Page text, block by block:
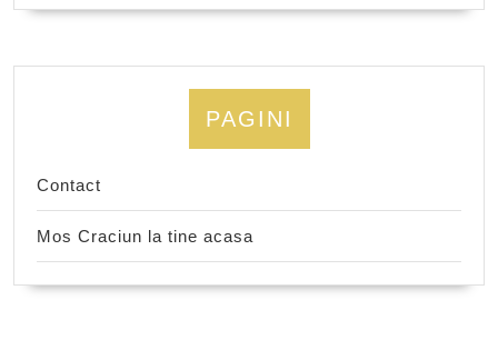
PAGINI
Contact
Mos Craciun la tine acasa